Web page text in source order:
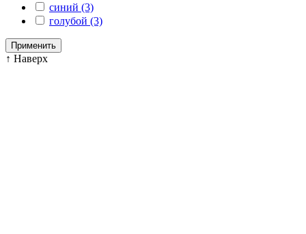
синий (3)
голубой (3)
Применить
↑ Наверх